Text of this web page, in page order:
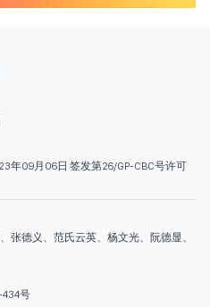
张德义、范氏云英、杨文光、阮德显、
号